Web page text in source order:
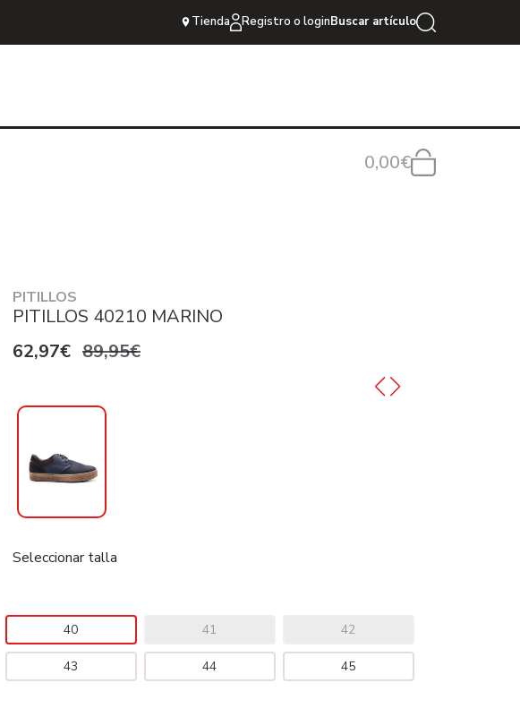
Tienda Registro o loginBuscar artículo
0,00€
PITILLOS
PITILLOS 40210 MARINO
62,97€ 89,95€
Seleccionar talla
40 41 42
43 44 45